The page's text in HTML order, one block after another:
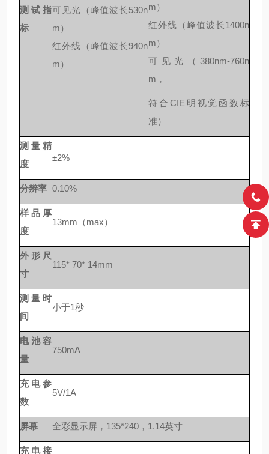
测试指
标
可见光（峰值波长530n
m）
红外线（峰值波长940n
m）
m）
红外线（峰值波长1400n
m）
可见光（ 380nm-760n
m，
符合CIE明视觉函数标
准）
测量精
度
±2%
分辨率 0.10%
样品厚
度
13mm（max）
外形尺
寸
115* 70* 14mm
测量时
间
小于1秒
电池容
量
750mA
充电参
数
5V/1A
屏幕 全彩显示屏， 135*240，1.14英寸
充电接